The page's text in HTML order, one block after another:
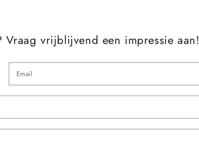
vrijblijvend een impressie aan!
Naam